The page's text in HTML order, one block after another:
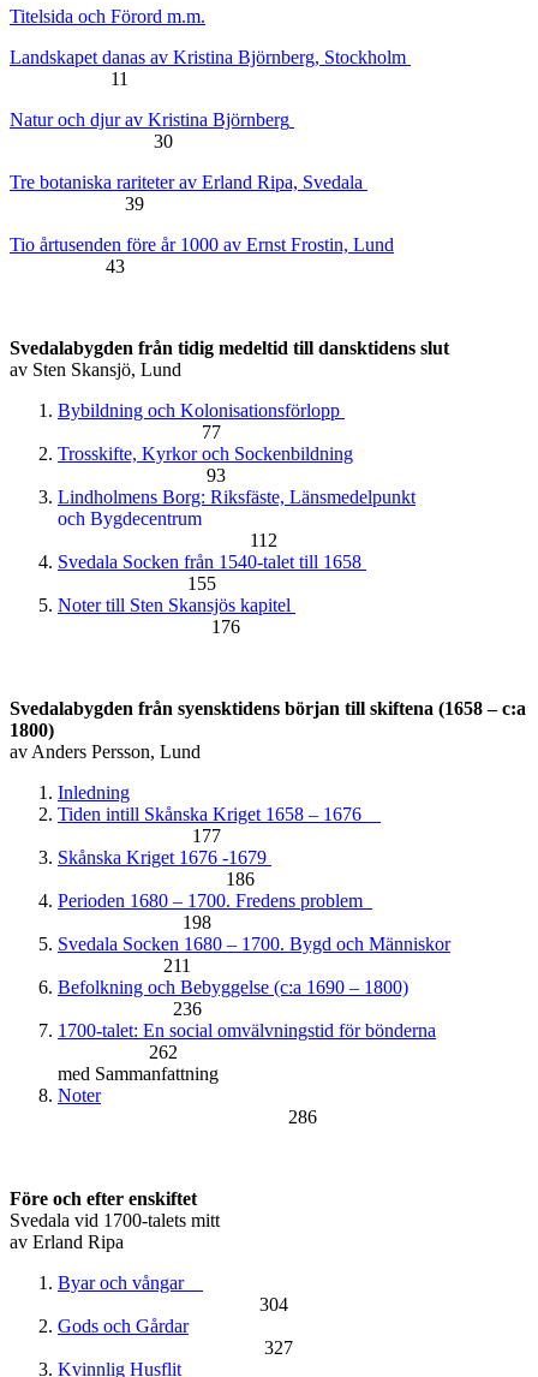
Titelsida och Förord m.m.
Landskapet danas av Kristina Björnberg, Stockholm
11
Natur och djur av Kristina Björnberg
30
Tre botaniska rariteter av Erland Ripa, Svedala
39
Tio årtusenden före år 1000 av Ernst Frostin, Lund
43
Svedalabygden från tidig medeltid till dansktidens slut
av Sten Skansjö, Lund
Bybildning och Kolonisationsförlopp
77
Trosskifte, Kyrkor och Sockenbildning
93
Lindholmens Borg: Riksfäste, Länsmedelpunkt
och Bygdecentrum
112
Svedala Socken från 1540-talet till 1658
155
Noter till Sten Skansjös kapitel
176
Svedalabygden från syensktidens början till skiftena (1658 – c:a
1800)
av Anders Persson, Lund
Inledning
Tiden intill Skånska Kriget 1658 – 1676
177
Skånska Kriget 1676 -1679
186
Perioden 1680 – 1700. Fredens problem
198
Svedala Socken 1680 – 1700. Bygd och Människor
211
Befolkning och Bebyggelse (c:a 1690 – 1800)
236
1700-talet: En social omvälvningstid för bönderna
262
med Sammanfattning
Noter
286
Före och efter enskiftet
Svedala vid 1700-talets mitt
av Erland Ripa
Byar och vångar
304
Gods och Gårdar
327
Kvinnlig Husflit